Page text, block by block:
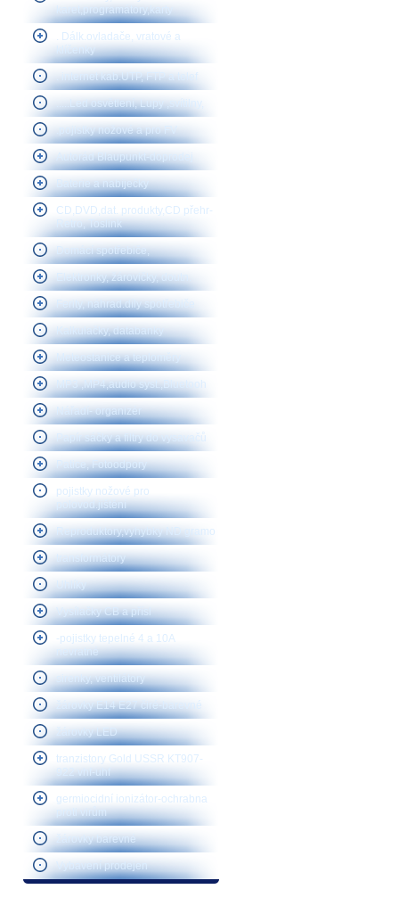
karet,programátory,karty
. Dálk.ovladače, vratové a
klíčenky
. internet kab.UTP, FTP a telef
.....Led osvětlení, Lupy ,svítilny,
.pojistky nožové a pro FV
Autorád Blaupunkt-doprodej
Baterie a nabíječky
CD,DVD,dat. produkty,CD přehr-
Retro, Toslink
Domácí spotřebiče,
Elektronky, žárovičky, doutn.
Ferity, náhrad.díly spotřebiče
Kalkulačky, databanky
Meteostanice a teploměry
MP3 ,MP4,audio syst.,Bluetooh
Nářadí- organizér
Papír sáčky a filtry do vysavačů
Patice, Fotoodpory
pojistky nožové pro
polovod.jištění
Reproduktory,vyhybky ND gramo
transformátory
Uhlíky
Vysílačky CB a přísl
-pojistky tepelné 4 a 10A
nevratné
sirenky, ventilátory
žárovky E14 E27 čiré-barevné
žárovky LED
tranzistory Gold USSR KT907-
922 vhf-uhf
germiocidní ionizátor-ochrabna
proti virům
žárovky barevné
Vybavení prodejen